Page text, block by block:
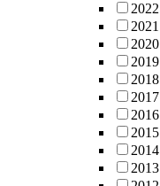
2022
2021
2020
2019
2018
2017
2016
2015
2014
2013